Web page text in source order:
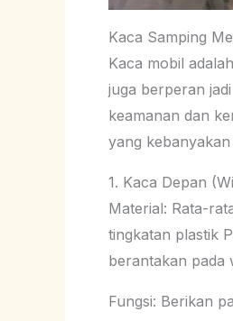
Kaca Samping
Kaca mobil
juga berperan
keamanan dan
yang
1. Kaca Depan
Material: Rata-
tingkatan plastik
berantakan pada
Fungsi: Berikan